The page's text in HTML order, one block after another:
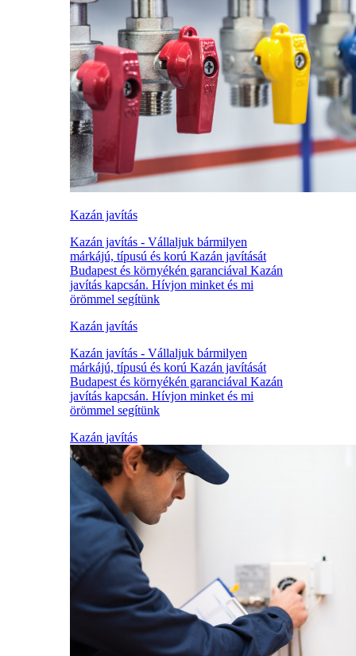
Kazán javítás
Kazán javítás - Vállaljuk bármilyen
márkájú, típusú és korú Kazán javítását
Budapest és környékén garanciával Kazán
javítás kapcsán. Hívjon minket és mi
örömmel segítünk
Kazán javítás
Kazán javítás - Vállaljuk bármilyen
márkájú, típusú és korú Kazán javítását
Budapest és környékén garanciával Kazán
javítás kapcsán. Hívjon minket és mi
örömmel segítünk
Kazán javítás